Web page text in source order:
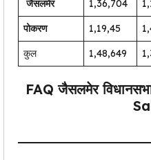
जैसलमेर 1,36,704
पोकरण
1,19,45
कुल
1,48,649
FAQजैसलमेर